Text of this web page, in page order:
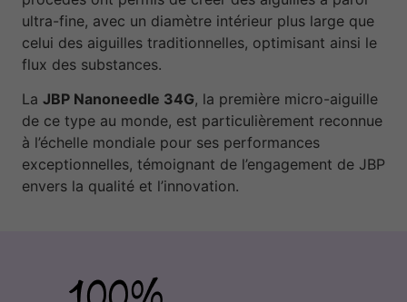
ultra-fine, avec un diamètre intérieur plus large que
celui des aiguilles traditionnelles, optimisant ainsi le
flux des substances.
La JBP Nanoneedle 34G, la première micro-aiguille
de ce type au monde, est particulièrement reconnue
à l’échelle mondiale pour ses performances
exceptionnelles, témoignant de l’engagement de JBP
envers la qualité et l’innovation.